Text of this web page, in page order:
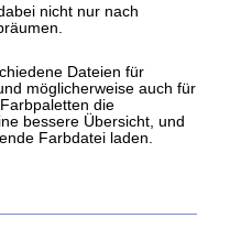
nicht nur nach
Dateien für
möglicherweise auch für
die
bessere Übersicht, und
Farbdatei laden.